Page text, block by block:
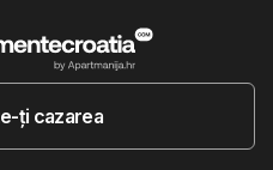
ți cazarea